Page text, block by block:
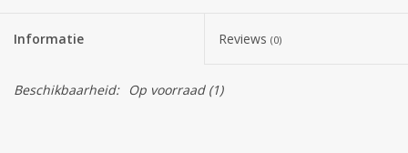
Informatie Reviews (0)
Beschikbaarheid: Op voorraad(1)